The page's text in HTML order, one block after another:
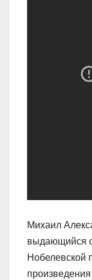
Михаил
выдающийся
Нобелевской